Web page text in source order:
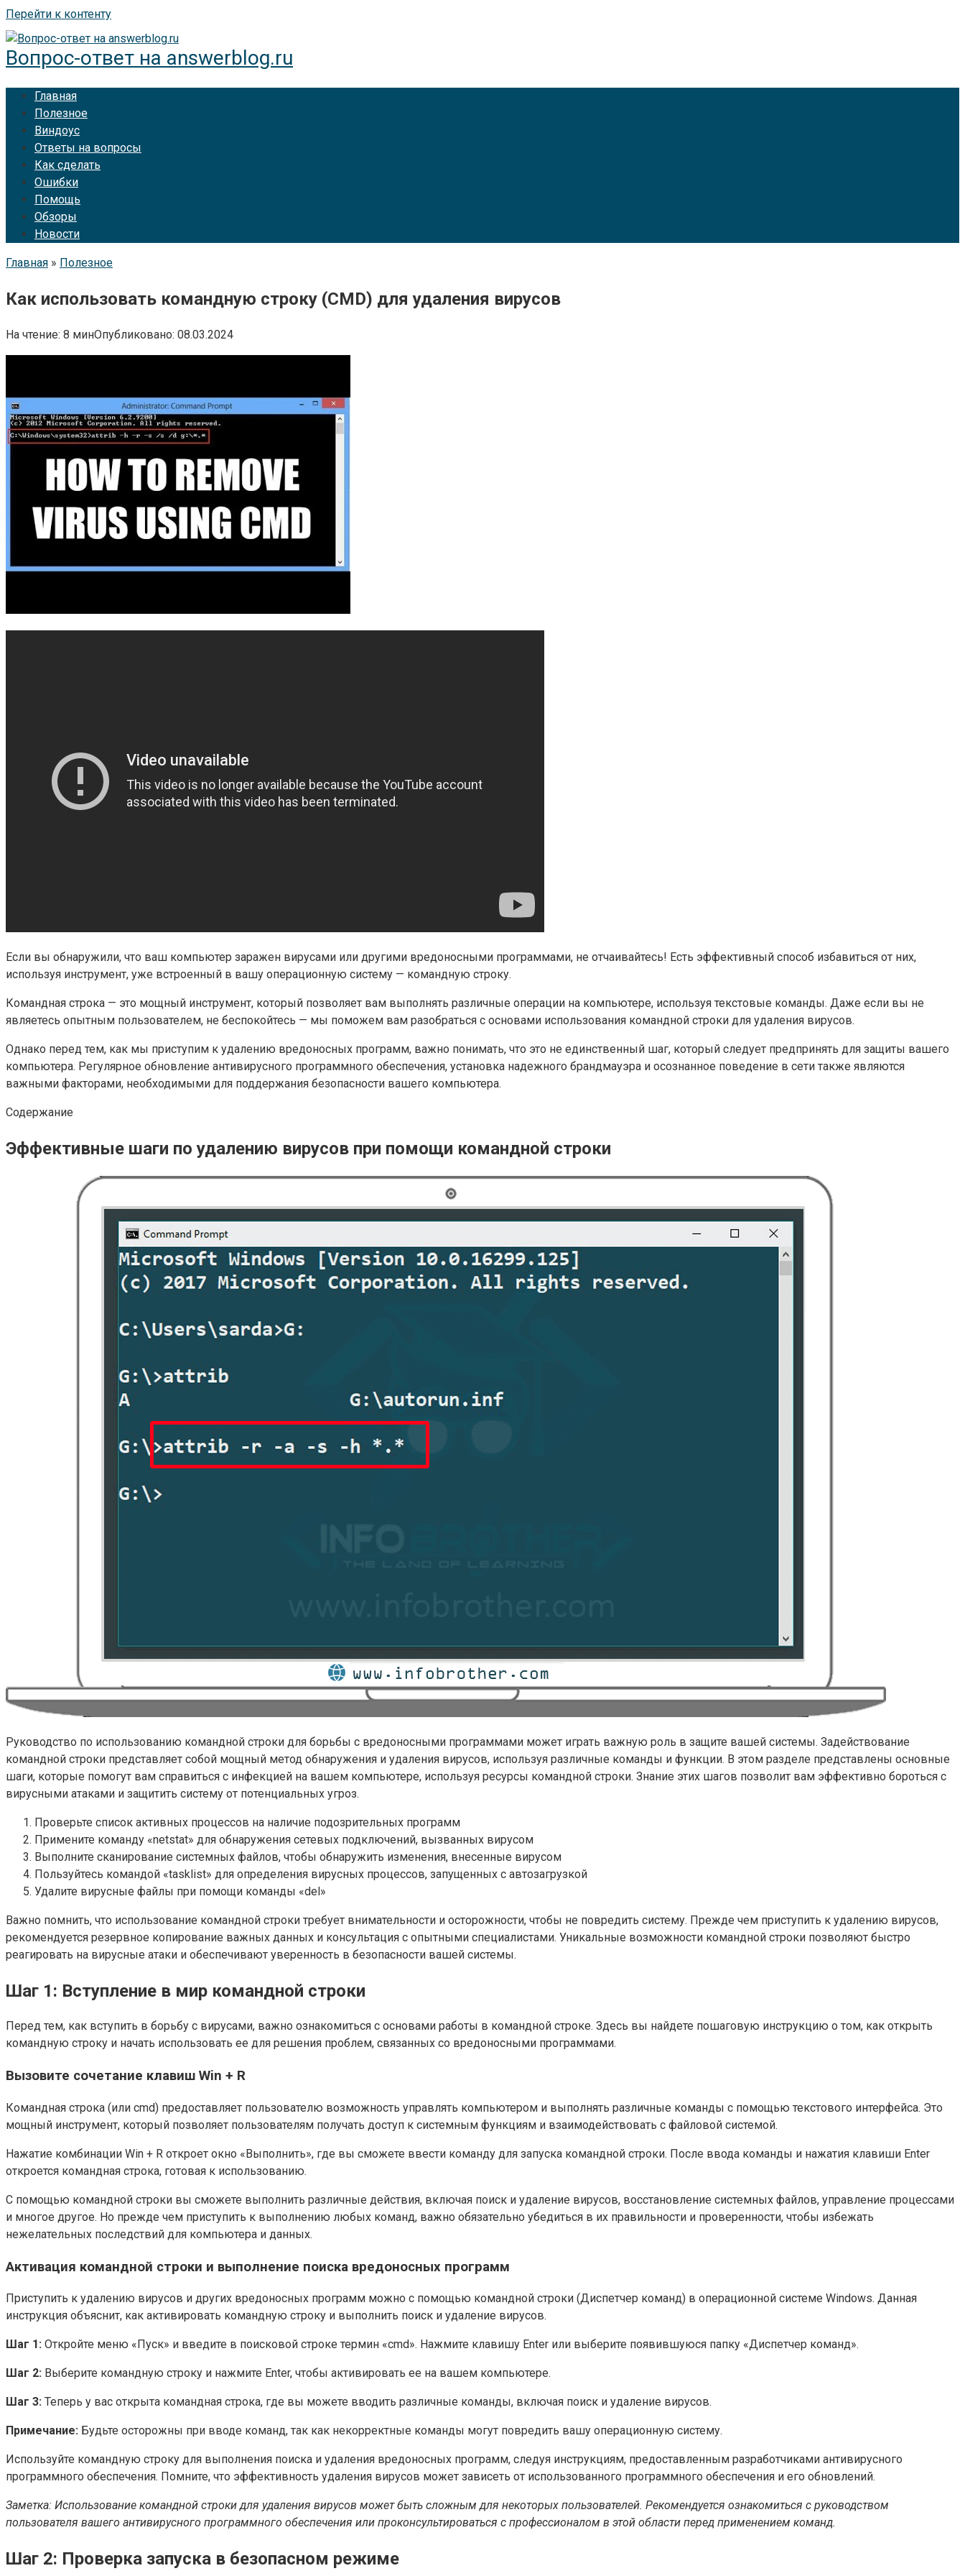
Перейти к контенту
Вопрос-ответ на answerblog.ru
Главная
Полезное
Виндоус
Ответы на вопросы
Как сделать
Ошибки
Помощь
Обзоры
Новости
Главная » Полезное
Как использовать командную строку (CMD) для удаления вирусов
На чтение: 8 минОпубликовано: 08.03.2024
Если вы обнаружили, что ваш компьютер заражен вирусами или другими вредоносными программами, не отчаивайтесь! Есть эффективный способ избавиться от них,
используя инструмент, уже встроенный в вашу операционную систему — командную строку.
Командная строка — это мощный инструмент, который позволяет вам выполнять различные операции на компьютере, используя текстовые команды. Даже если вы не
являетесь опытным пользователем, не беспокойтесь — мы поможем вам разобраться с основами использования командной строки для удаления вирусов.
Однако перед тем, как мы приступим к удалению вредоносных программ, важно понимать, что это не единственный шаг, который следует предпринять для защиты вашего
компьютера. Регулярное обновление антивирусного программного обеспечения, установка надежного брандмауэра и осознанное поведение в сети также являются
важными факторами, необходимыми для поддержания безопасности вашего компьютера.
Содержание
Эффективные шаги по удалению вирусов при помощи командной строки
Руководство по использованию командной строки для борьбы с вредоносными программами может играть важную роль в защите вашей системы. Задействование
командной строки представляет собой мощный метод обнаружения и удаления вирусов, используя различные команды и функции. В этом разделе представлены основные
шаги, которые помогут вам справиться с инфекцией на вашем компьютере, используя ресурсы командной строки. Знание этих шагов позволит вам эффективно бороться с
вирусными атаками и защитить систему от потенциальных угроз.
Проверьте список активных процессов на наличие подозрительных программ
Примените команду «netstat» для обнаружения сетевых подключений, вызванных вирусом
Выполните сканирование системных файлов, чтобы обнаружить изменения, внесенные вирусом
Пользуйтесь командой «tasklist» для определения вирусных процессов, запущенных с автозагрузкой
Удалите вирусные файлы при помощи команды «del»
Важно помнить, что использование командной строки требует внимательности и осторожности, чтобы не повредить систему. Прежде чем приступить к удалению вирусов,
рекомендуется резервное копирование важных данных и консультация с опытными специалистами. Уникальные возможности командной строки позволяют быстро
реагировать на вирусные атаки и обеспечивают уверенность в безопасности вашей системы.
Шаг 1: Вступление в мир командной строки
Перед тем, как вступить в борьбу с вирусами, важно ознакомиться с основами работы в командной строке. Здесь вы найдете пошаговую инструкцию о том, как открыть
командную строку и начать использовать ее для решения проблем, связанных со вредоносными программами.
Вызовите сочетание клавиш Win + R
Командная строка (или cmd) предоставляет пользователю возможность управлять компьютером и выполнять различные команды с помощью текстового интерфейса. Это
мощный инструмент, который позволяет пользователям получать доступ к системным функциям и взаимодействовать с файловой системой.
Нажатие комбинации Win + R откроет окно «Выполнить», где вы сможете ввести команду для запуска командной строки. После ввода команды и нажатия клавиши Enter
откроется командная строка, готовая к использованию.
С помощью командной строки вы сможете выполнить различные действия, включая поиск и удаление вирусов, восстановление системных файлов, управление процессами
и многое другое. Но прежде чем приступить к выполнению любых команд, важно обязательно убедиться в их правильности и проверенности, чтобы избежать
нежелательных последствий для компьютера и данных.
Активация командной строки и выполнение поиска вредоносных программ
Приступить к удалению вирусов и других вредоносных программ можно с помощью командной строки (Диспетчер команд) в операционной системе Windows. Данная
инструкция объяснит, как активировать командную строку и выполнить поиск и удаление вирусов.
Шаг 1: Откройте меню «Пуск» и введите в поисковой строке термин «cmd». Нажмите клавишу Enter или выберите появившуюся папку «Диспетчер команд».
Шаг 2: Выберите командную строку и нажмите Enter, чтобы активировать ее на вашем компьютере.
Шаг 3: Теперь у вас открыта командная строка, где вы можете вводить различные команды, включая поиск и удаление вирусов.
Примечание: Будьте осторожны при вводе команд, так как некорректные команды могут повредить вашу операционную систему.
Используйте командную строку для выполнения поиска и удаления вредоносных программ, следуя инструкциям, предоставленным разработчиками антивирусного
программного обеспечения. Помните, что эффективность удаления вирусов может зависеть от использованного программного обеспечения и его обновлений.
Заметка: Использование командной строки для удаления вирусов может быть сложным для некоторых пользователей. Рекомендуется ознакомиться с руководством
пользователя вашего антивирусного программного обеспечения или проконсультироваться с профессионалом в этой области перед применением команд.
Шаг 2: Проверка запуска в безопасном режиме